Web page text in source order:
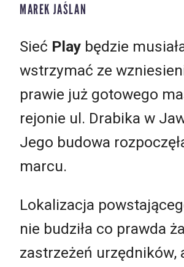
MAREK JAŚLAN
Sieć Play będzie
wstrzymać ze
prawie już gotowego
rejonie ul. Drabika w
Jego budowa
marcu.
Lokalizacja
nie budziła co prawda
zastrzeżeń urzędników,